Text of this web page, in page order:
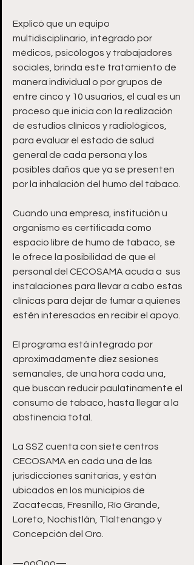
Explicó que un equipo
multidisciplinario, integrado por
médicos, psicólogos y trabajadores
sociales, brinda este tratamiento de
manera individual o por grupos de
entre cinco y 10 usuarios, el cual es un
proceso que inicia con la realización
de estudios clínicos y radiológicos,
para evaluar el estado de salud
general de cada persona y los
posibles daños que ya se presenten
por la inhalación del humo del tabaco.
Cuando una empresa, institución u
organismo es certificada como
espacio libre de humo de tabaco, se
le ofrece la posibilidad de que el
personal del CECOSAMA acuda a  sus
instalaciones para llevar a cabo estas
clínicas para dejar de fumar a quienes
estén interesados en recibir el apoyo.
El programa está integrado por
aproximadamente diez sesiones
semanales, de una hora cada una,
que buscan reducir paulatinamente el
consumo de tabaco, hasta llegar a la
abstinencia total.
La SSZ cuenta con siete centros
CECOSAMA en cada una de las
jurisdicciones sanitarias, y están
ubicados en los municipios de
Zacatecas, Fresnillo, Río Grande,
Loreto, Nochistlán, Tlaltenango y
Concepción del Oro.